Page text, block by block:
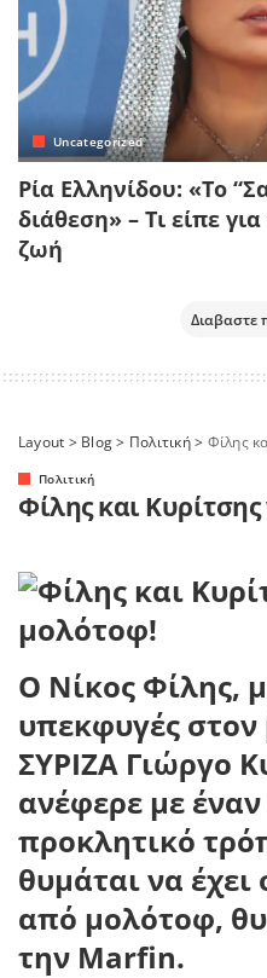
Uncategorized
Ρία Ελληνίδου: «Το
διάθεση» – Τι είπε
ζωή
Διαβαστε
Layout > Blog> Πολιτική> Φίλης
Πολιτική
Φίλης και
Ο Νίκος Φίλης,
υπεκφυγές
ΣΥΡΙΖΑ Γιώργο
ανέφερε με έναν
προκλητικό
θυμάται να έχει
από μολότοφ,
την Marfin.